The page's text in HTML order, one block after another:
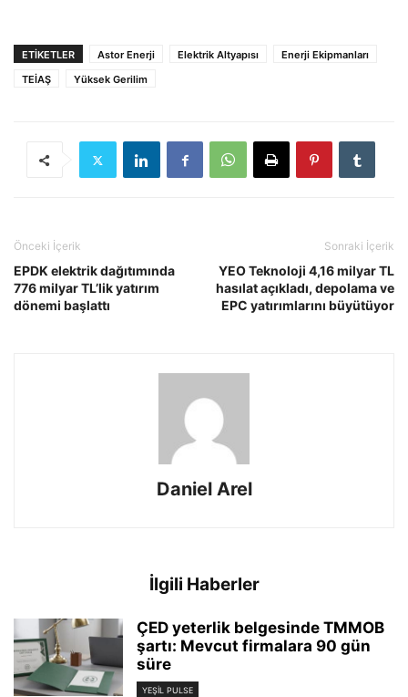
ETIKETLER Astor Enerji Elektrik Altyapısı
Enerji Ekipmanları
TEİAŞ
Yüksek Gerilim
Önceki İçerik
EPDK elektrik dağıtımında
776 milyar TL’lik yatırım
dönemi başlattı
Sonraki İçerik
YEO Teknoloji 4,16 milyar TL
hasılat açıkladı, depolama ve
EPC yatırımlarını büyütüyor
Daniel Arel
İlgili Haberler
ÇED yeterlik belgesinde TMMOB
şartı: Mevcut firmalara 90 gün
süre
YEŞIL PULSE